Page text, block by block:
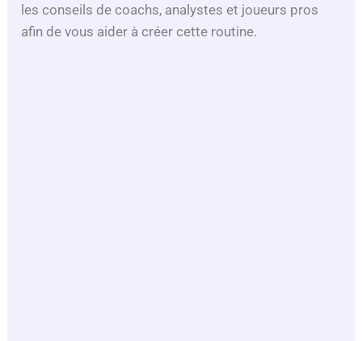
les conseils de coachs, analystes et joueurs pros
afin de vous aider à créer cette routine.